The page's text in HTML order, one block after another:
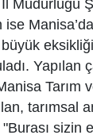
İl Müdürlüğü
Yapılan
Tarım
tarımsal
sizin